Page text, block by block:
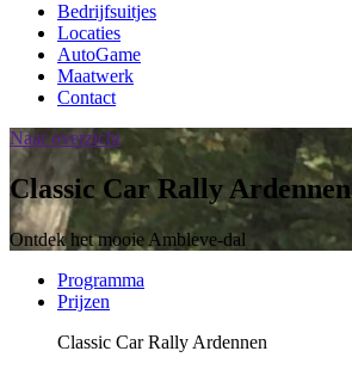
Bedrijfsuitjes
Locaties
AutoGame
Maatwerk
Contact
Naar overzicht
Classic Car Rally Ardennen
Ontdek het mooie Ambleve-dal
Programma
Prijzen
Classic Car Rally Ardennen